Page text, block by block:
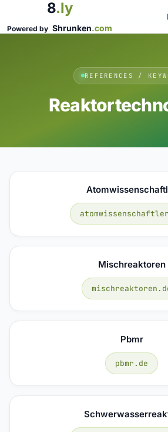
8.ly
Powered by Shrunken.com
REFERENCES /
Mischreaktoren
Pbmr
pbmr.de